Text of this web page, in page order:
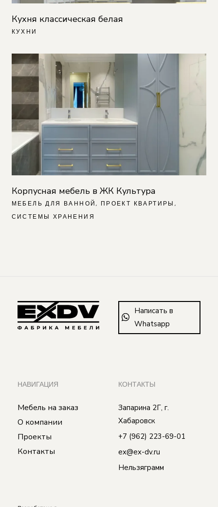
Кухня классическая белая
КУХНИ
Корпусная мебель в ЖК Культура
МЕБЕЛЬ ДЛЯ ВАННОЙ
ПРОЕКТ КВАРТИРЫ
СИСТЕМЫ ХРАНЕНИЯ
Написать в
Whatsapp
НАВИГАЦИЯ
Мебель на заказ
О компании
Проекты
Контакты
КОНТАКТЫ
Запарина 2Г, г.
Хабаровск
+7 (962) 223-69-01
ex@ex-dv.ru
Нельзяграмм